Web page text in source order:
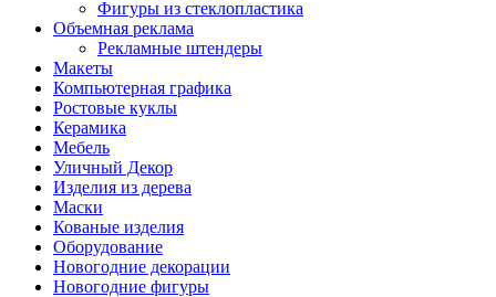
Фигуры из стеклопластика
Объемная реклама
Рекламные штендеры
Макеты
Компьютерная графика
Ростовые куклы
Керамика
Мебель
Уличный Декор
Изделия из дерева
Маски
Кованые изделия
Оборудование
Новогодние декорации
Новогодние фигуры